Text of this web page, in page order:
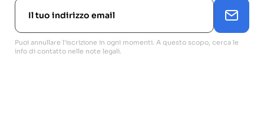
Puoi annullare l'iscrizione in ogni momenti. A questo scopo, cerca le
info di contatto nelle note legali.